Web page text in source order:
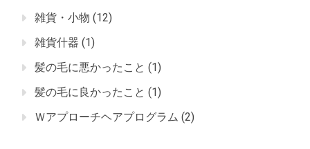
雑貨・小物 (12)
雑貨什器 (1)
髪の毛に悪かったこと (1)
髪の毛に良かったこと (1)
Ｗアプローチヘアプログラム (2)